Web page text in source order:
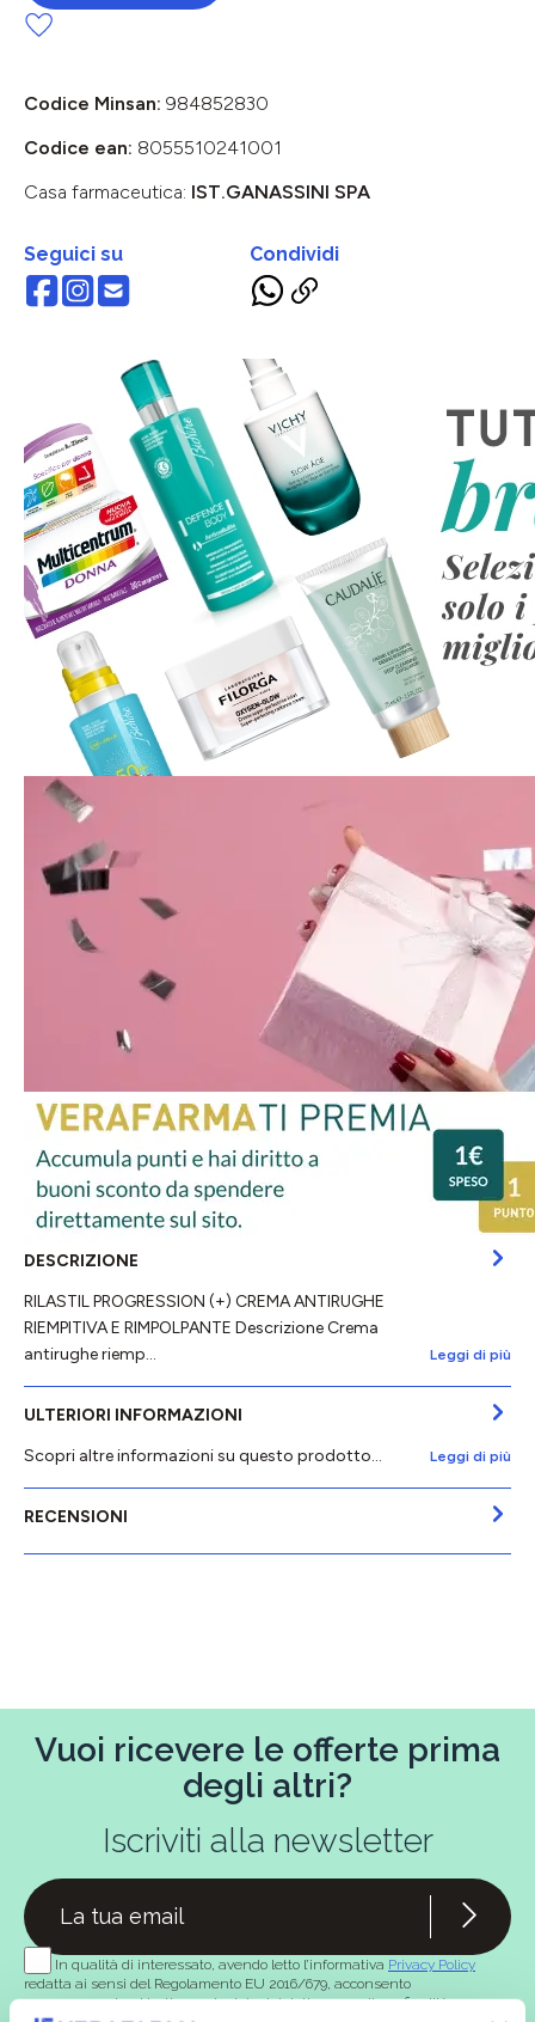
Codice Minsan: 984852830
Codice ean: 8055510241001
Casa farmaceutica: IST.GANASSINI SPA
Seguici su Condividi
DESCRIZIONE
RILASTIL PROGRESSION (+) CREMA ANTIRUGHE
RIEMPITIVA E RIMPOLPANTE Descrizione Crema
antirughe riemp…
Leggi di più
ULTERIORI INFORMAZIONI
Scopri altre informazioni su questo prodotto...
Leggi di più
RECENSIONI
Vuoi ricevere le offerte prima
degli altri?
Iscriviti alla newsletter
In qualità di interessato, avendo letto l’informativa Privacy Policy
redatta ai sensi del Regolamento EU 2016/679, acconsento
espressamente al trattamento dei miei dati personali per finalità